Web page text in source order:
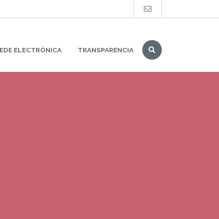
ELECTRÓNICA TRANSPARENCIA
Buscar